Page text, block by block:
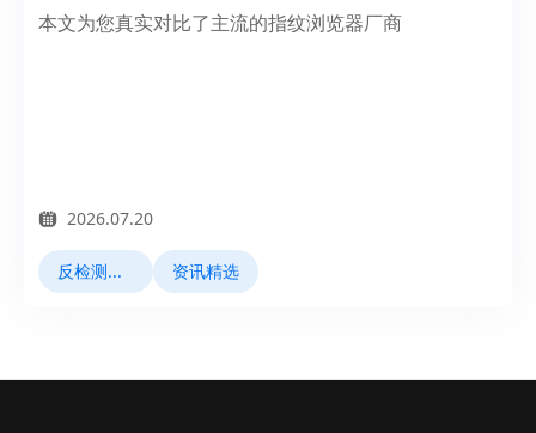
本文为您真实对比了主流的指纹浏览器厂商
2026.07.20
反检测浏览器 资讯精选